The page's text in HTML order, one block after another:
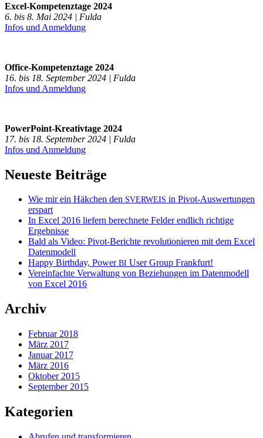
Excel-Kompetenztage 2024
6. bis 8. Mai 2024 | Fulda
Infos und Anmeldung
Office-Kompetenztage 2024
16. bis 18. September 2024 | Fulda
Infos und Anmeldung
PowerPoint-Kreativtage 2024
17. bis 18. September 2024 | Fulda
Infos und Anmeldung
Neueste Beiträge
Wie mir ein Häkchen den SVERWEIS in Pivot-Auswertungen
erspart
In Excel 2016 liefern berechnete Felder endlich richtige
Ergebnisse
Bald als Video: Pivot-Berichte revolutionieren mit dem Excel
Datenmodell
Happy Birthday, PowerBI User Group Frankfurt!
Vereinfachte Verwaltung von Beziehungen im Datenmodell
von Excel 2016
Archiv
Februar 2018
März 2017
Januar 2017
März 2016
Oktober 2015
September 2015
Kategorien